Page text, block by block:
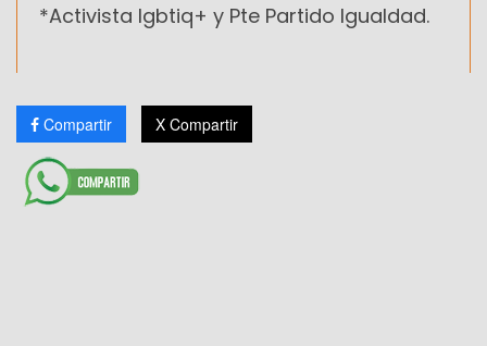
*Activista lgbtiq+ y Pte Partido Igualdad.
Compartir X Compartir